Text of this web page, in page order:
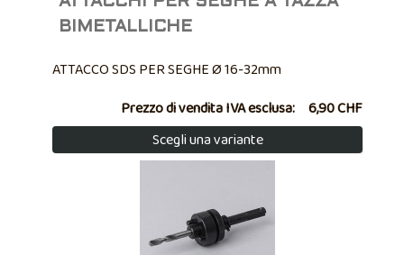
BIMETALLICHE
ATTACCO SDS PER SEGHE Ø 16-32mm
Prezzo di vendita IVA esclusa: 6,90 CHF
Scegli una variante